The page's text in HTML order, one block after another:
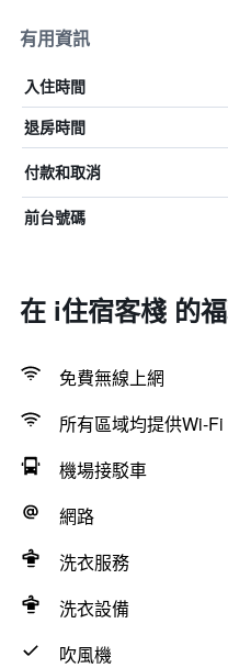
有用資訊
入住時間
退房時間
付款和取消
前台號碼
在 i住宿客棧 的
免費無線上網
所有區域均提供Wi-Fi
機場接駁車
網路
洗衣服務
洗衣設備
吹風機